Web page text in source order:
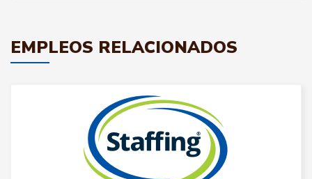
EMPLEOS RELACIONADOS